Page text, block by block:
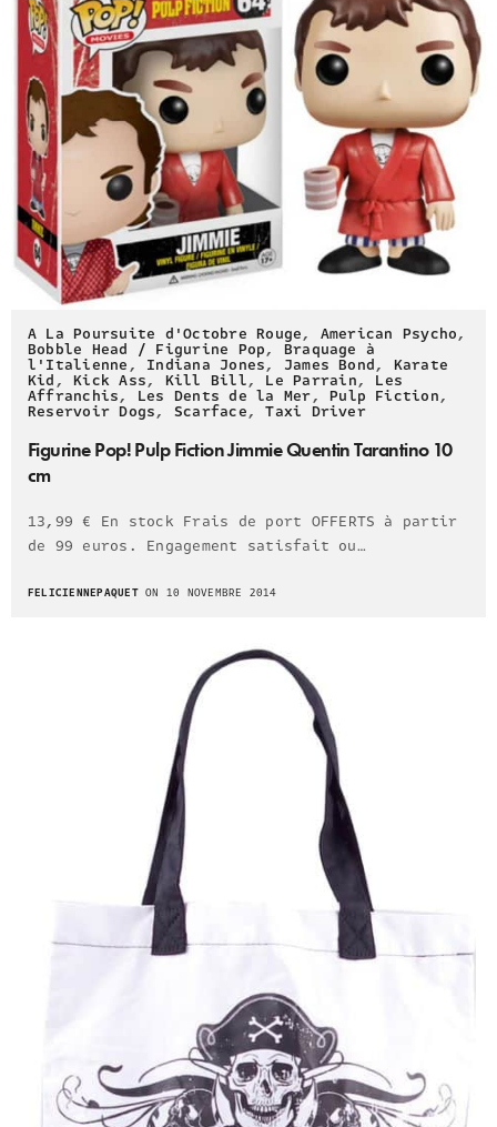
A La Poursuite d'Octobre Rouge, American Psycho,
Bobble Head / Figurine Pop, Braquage à
l'Italienne, Indiana Jones, James Bond, Karate
Kid,Kick Ass, Kill Bill, Le Parrain, Les
Affranchis, Les Dents de la Mer,Pulp Fiction,
Reservoir Dogs, Scarface,Taxi Driver
Figurine Pop! Pulp Fiction Jimmie Quentin Tarantino 10
cm
13,99 € En stock Frais de port OFFERTS à partir
de 99 euros. Engagement satisfait ou…
FELICIENNEPAQUETON 10 NOVEMBRE 2014